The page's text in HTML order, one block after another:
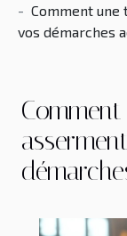
Comment
vos démarches